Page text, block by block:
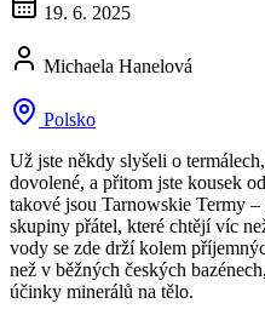
19. 6. 2025
Michaela Hanelová
Polsko
Už jste někdy slyšeli o
dovolené, a přitom jste kousek
takové jsou Tarnowskie Termy
skupiny přátel, které chtějí víc
vody se zde drží kolem
než v běžných českých
účinky minerálů na tělo.